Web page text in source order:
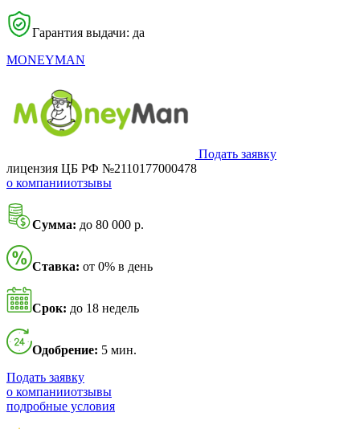
Гарантия выдачи: да
MONEYMAN
Подать заявку
лицензия ЦБ РФ №2110177000478
о компанииотзывы
Сумма: до 80 000 р.
Ставка: от 0% в день
Срок: до 18 недель
Одобрение: 5 мин.
Подать заявку
о компанииотзывы
подробные условия